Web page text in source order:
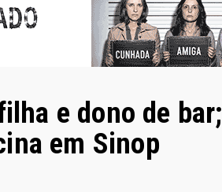
e dono de bar;
em Sinop